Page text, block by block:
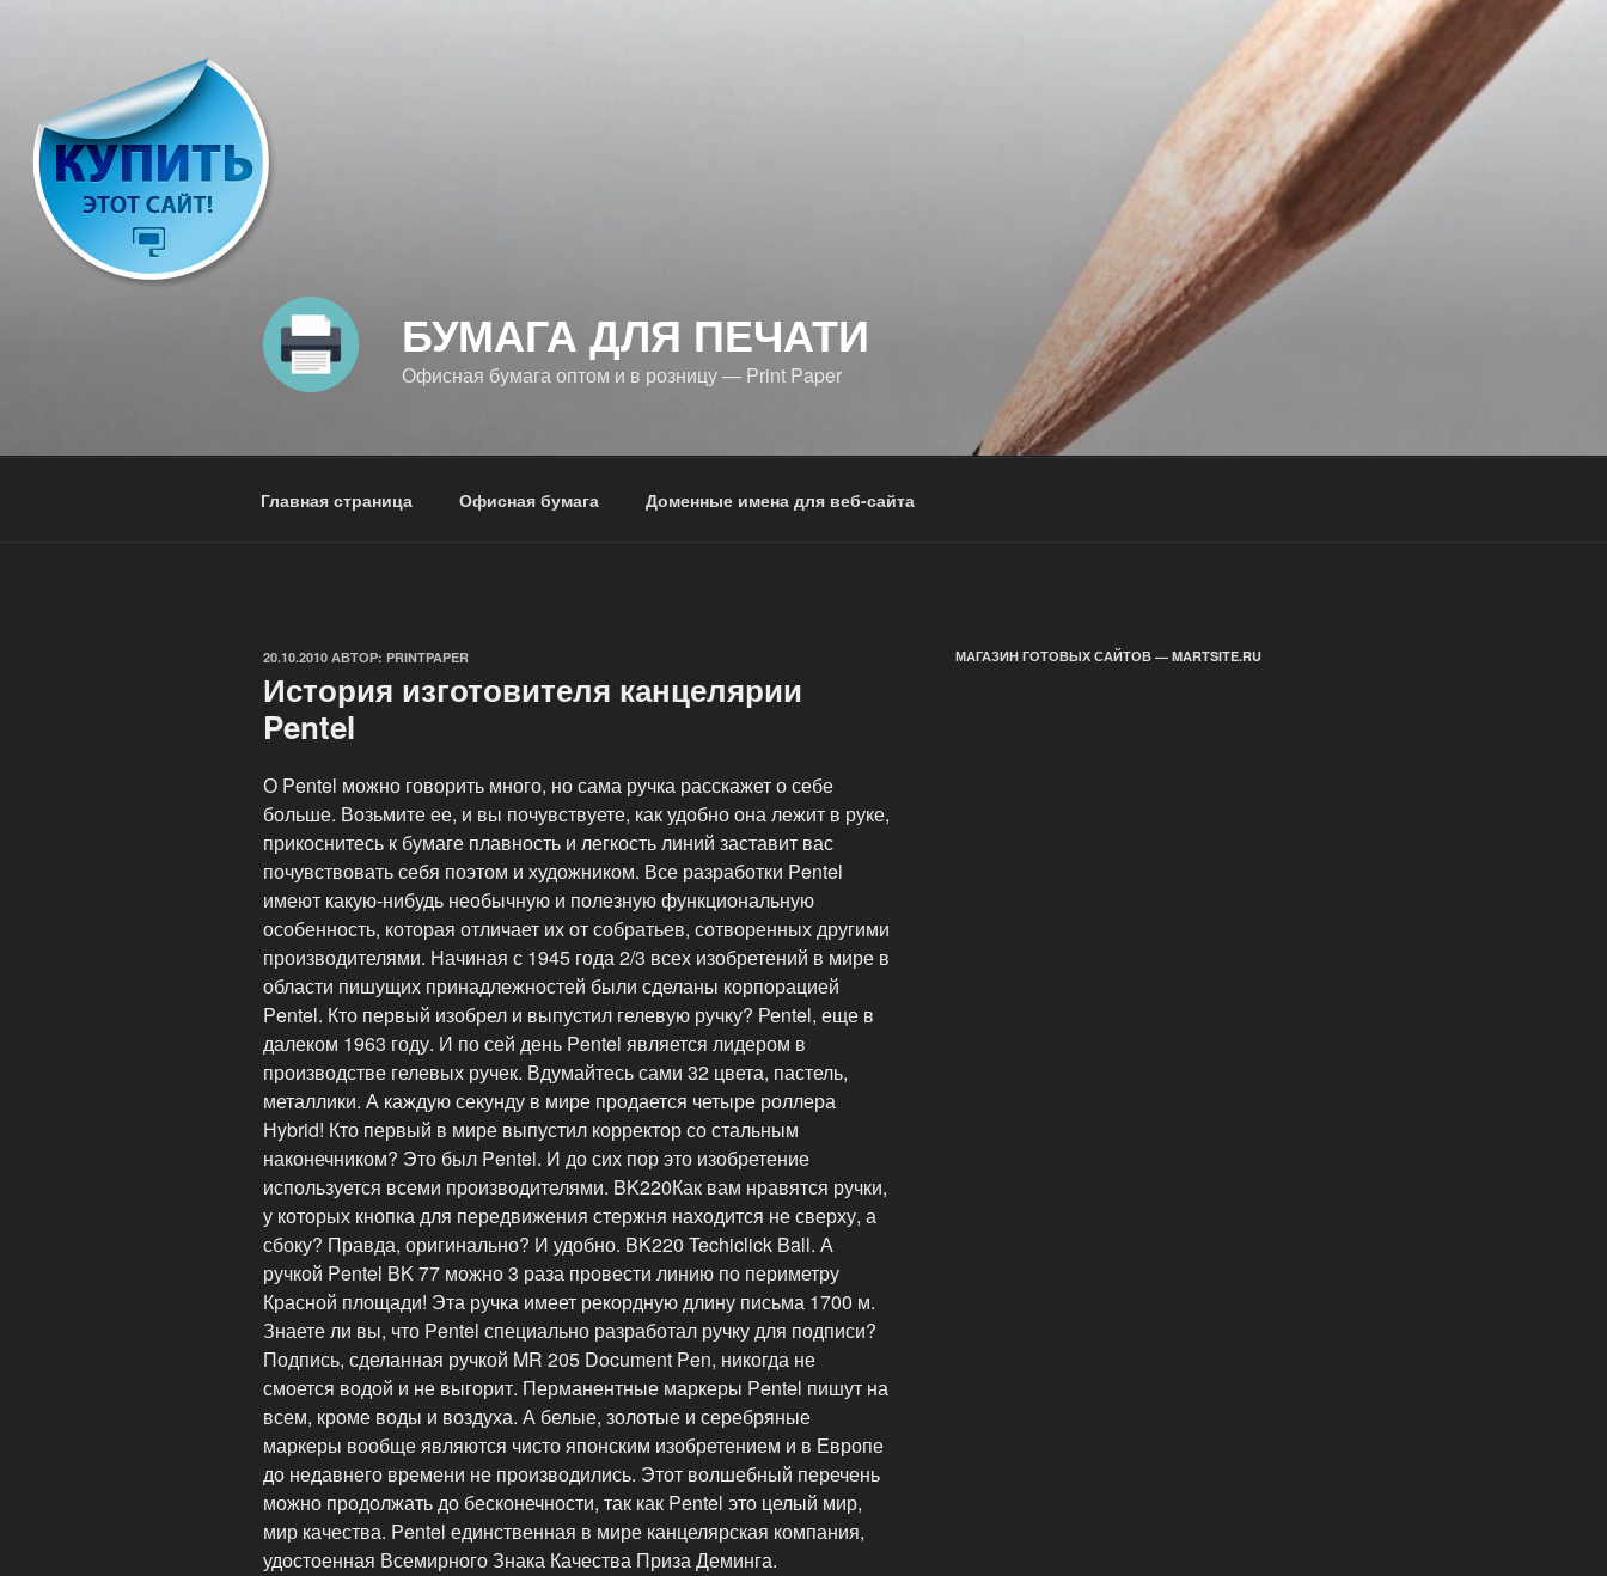
БУМАГА ДЛЯ ПЕЧАТИ
Офисная бумага оптом и в розницу — Print Paper
Главная страница Офисная бумага Доменные имена для веб-сайта
ОПУБЛИКОВАНО
20.10.2010 АВТОР: PRINTPAPER
История изготовителя канцелярии
Pentel
О Pentel можно говорить много, но сама ручка расскажет о себе
больше. Возьмите ее, и вы почувствуете, как удобно она лежит в руке,
прикоснитесь к бумаге плавность и легкость линий заставит вас
почувствовать себя поэтом и художником. Все разработки Pentel
имеют какую-нибудь необычную и полезную функциональную
особенность, которая отличает их от собратьев, сотворенных другими
производителями. Начиная с 1945 года 2/3 всех изобретений в мире в
области пишущих принадлежностей были сделаны корпорацией
Pentel. Кто первый изобрел и выпустил гелевую ручку? Реntel, еще в
далеком 1963 году. И по сей день Pentel является лидером в
производстве гелевых ручек. Вдумайтесь сами 32 цвета, пастель,
металлики. А каждую секунду в мире продается четыре роллера
Нybrid! Кто первый в мире выпустил корректор со стальным
наконечником? Это был Pentel. И до сих пор это изобретение
используется всеми производителями. BK220Как вам нравятся ручки,
у которых кнопка для передвижения стержня находится не сверху, а
сбоку? Правда, оригинально? И удобно. BK220 Techiclick Ball. А
ручкой Pentel BK 77 можно 3 раза провести линию по периметру
Красной площади! Эта ручка имеет рекордную длину письма 1700 м.
Знаете ли вы, что Pentel специально разработал ручку для подписи?
Подпись, сделанная ручкой MR 205 Document Pen, никогда не
смоется водой и не выгорит. Перманентные маркеры Pentel пишут на
всем, кроме воды и воздуха. А белые, золотые и серебряные
маркеры вообще являются чисто японским изобретением и в Европе
до недавнего времени не производились. Этот волшебный перечень
можно продолжать до бесконечности, так как Pentel это целый мир,
мир качества. Pentel единственная в мире канцелярская компания,
удостоенная Всемирного Знака Качества Приза Деминга.
МАГАЗИН ГОТОВЫХ САЙТОВ — MARTSITE.RU